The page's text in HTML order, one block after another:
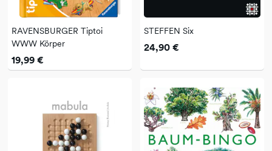
RAVENSBURGER Tiptoi
WWW Körper
19,99 €
STEFFEN Six
24,90 €